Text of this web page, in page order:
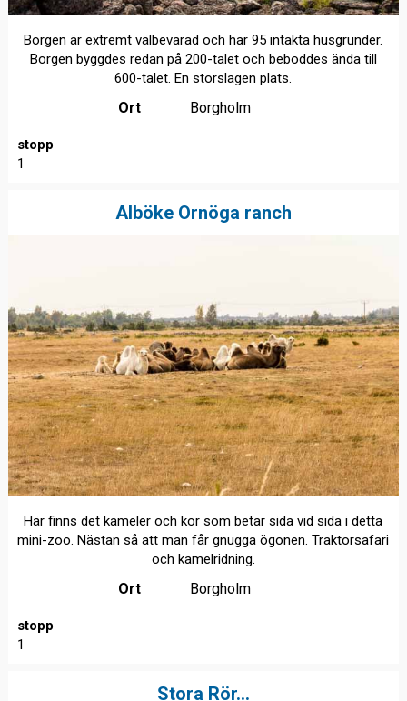
Borgen är extremt välbevarad och har 95 intakta husgrunder.
Borgen byggdes redan på 200-talet och beboddes ända till
600-talet. En storslagen plats.
Ort Borgholm
stopp
1
Alböke Ornöga ranch
Här finns det kameler och kor som betar sida vid sida i detta
mini-zoo. Nästan så att man får gnugga ögonen. Traktorsafari
och kamelridning.
Ort Borgholm
stopp
1
Stora Rör...